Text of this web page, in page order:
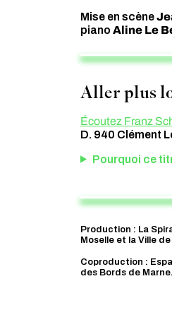
Mise en scène
piano Aline Le
Aller plus
Écoutez Franz
D. 940 Clément
Pourquoi ce
Production : La
Moselle et la Ville
Coproduction :
des Bords de Marne.